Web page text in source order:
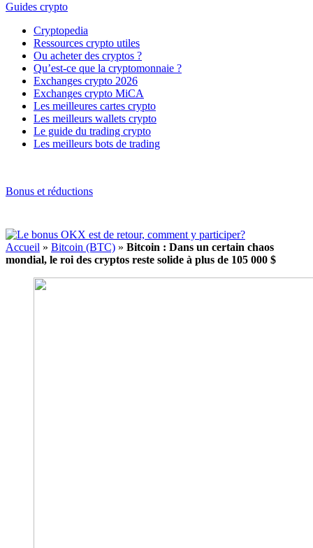
Guides crypto
Cryptopedia
Ressources crypto utiles
Ou acheter des cryptos ?
Qu’est-ce que la cryptomonnaie ?
Exchanges crypto 2026
Exchanges crypto MiCA
Les meilleures cartes crypto
Les meilleurs wallets crypto
Le guide du trading crypto
Les meilleurs bots de trading
Bonus et réductions
Accueil » Bitcoin (BTC) » Bitcoin : Dans un certain chaos
mondial, le roi des cryptos reste solide à plus de 105 000 $